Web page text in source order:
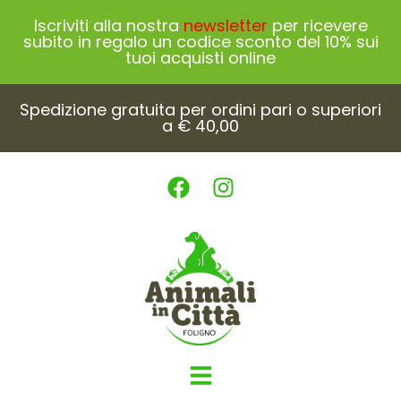
Iscriviti alla nostra newsletter per ricevere
subito in regalo un codice sconto del 10% sui
tuoi acquisti online
Spedizione gratuita per ordini pari o superiori
a € 40,00